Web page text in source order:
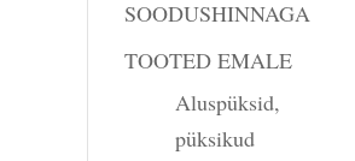
SOODUSHINNAGA
TOOTED EMALE
Aluspüksid,
püksikud